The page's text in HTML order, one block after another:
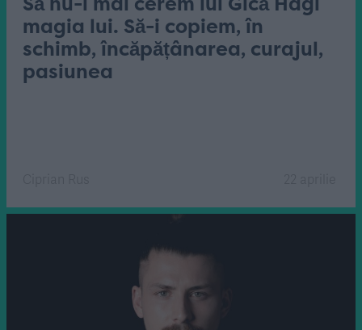
magia lui. Să-i copiem, în
schimb, încăpățânarea, curajul,
pasiunea